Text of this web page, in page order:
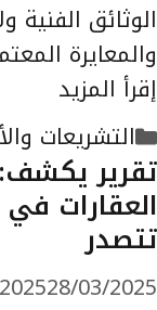
الوثائق
والمعايرة
إقرأ المزيد
التصنيفات
التشريعات
تقرير
العقارات
تتصدر
28/03/2025